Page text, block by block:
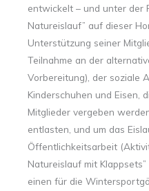
entwickelt – und unter der
Natureislauf” auf dieser
Unterstützung seiner
Teilnahme an der
Vorbereitung), der soziale
Kinderschuhen und Eisen,
Mitglieder vergeben
entlasten, und um das
Öffentlichkeitsarbeit
Natureislauf mit
einen für die